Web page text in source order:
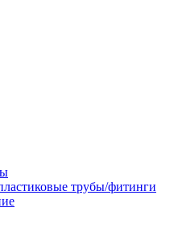
трубы/фитинги